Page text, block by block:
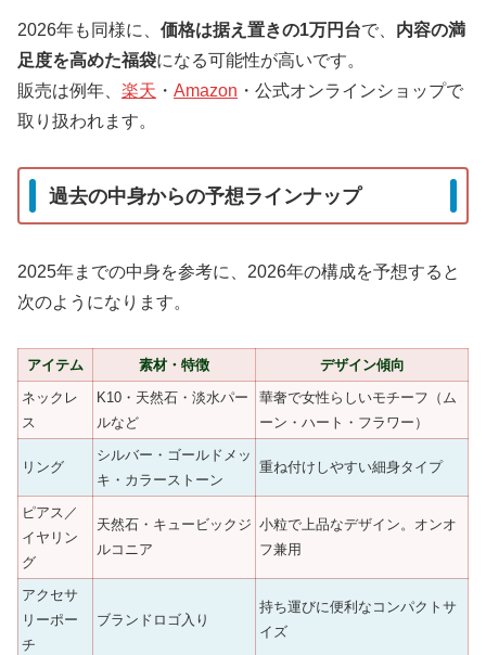
2026年も同様に、 価格は据え置きの1万円台で、 内容の満
足度を高めた福袋になる可能性が高いです。
販売は例年、 楽天 ・ Amazon ・公式オンラインショップで
取り扱われます。
過去の中身からの予想ラインナップ
2025年までの中身を参考に、2026年の構成を予想すると
次のようになります。
アイテム 素材・特徴
デザイン傾向
ネックレ
ス
K10・天然石・淡水パー
ルなど
華奢で女性らしいモチーフ（ム
ーン・ハート・フラワー）
リング
シルバー・ゴールドメッ
キ・カラーストーン
重ね付けしやすい細身タイプ
ピアス／
イヤリン
グ
天然石・キュービックジ
ルコニア
小粒で上品なデザイン。オンオ
フ兼用
アクセサ
リーポー
チ
ブランドロゴ入り
持ち運びに便利なコンパクトサ
イズ